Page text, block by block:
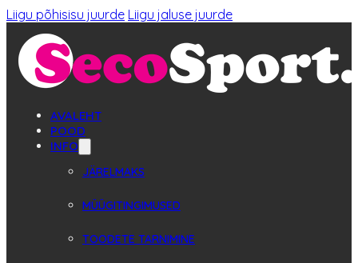
Liigu põhisisu juurde Liigu jaluse juurde
AVALEHT
POOD
INFO
JÄRELMAKS
MÜÜGITINGIMUSED
TOODETE TARNIMINE